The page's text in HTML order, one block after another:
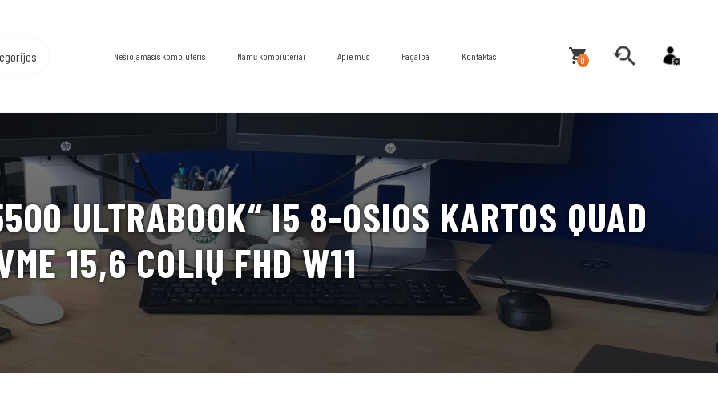
Nešiojamasis kompiuteris Namų kompiuteriai Apie mus Pagalba Kontaktas 0
ULTRABOOK“ I5 8-OSIOS KARTOS QUAD
15,6 COLIŲ FHD W11